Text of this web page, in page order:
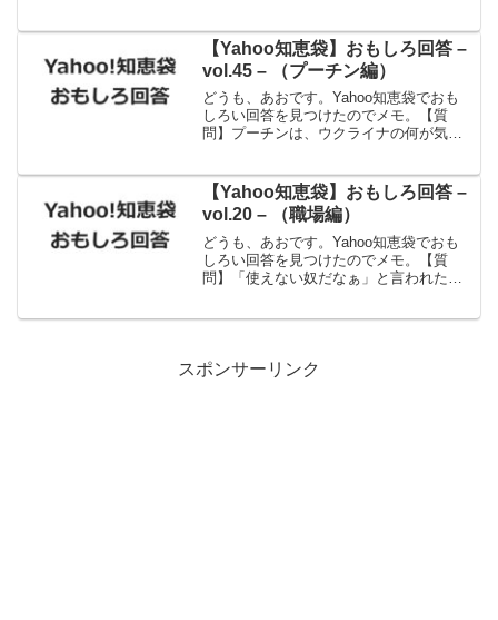
て名前をつけてあげて下さい。私の場合
はですが、友人や知人か...
【Yahoo知恵袋】おもしろ回答 –
vol.45 – （プーチン編）
どうも、あおです。Yahoo知恵袋でおも
しろい回答を見つけたのでメモ。【質
問】プーチンは、ウクライナの何が気に
典：Yahoo!知恵袋絶対違うｗ
【Yahoo知恵袋】おもしろ回答 –
vol.20 – （職場編）
どうも、あおです。Yahoo知恵袋でおも
しろい回答を見つけたのでメモ。【質
問】「使えない奴だなぁ」と言われた
スポンサーリンク